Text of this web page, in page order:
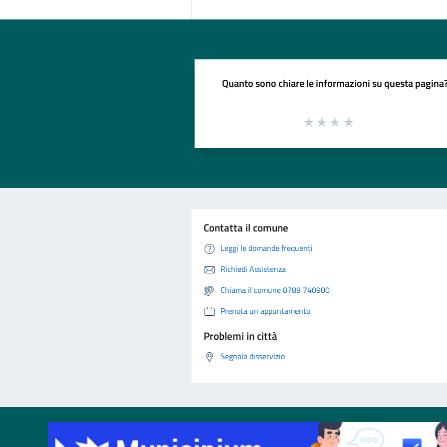
Quanto sono chiare le informazioni su questa
Contatta il comune
Leggi le domande frequenti
Richiedi Assistenza
Chiama il comune 0789 740900
Prenota un appuntamento
Problemi in città
Segnala disservizio